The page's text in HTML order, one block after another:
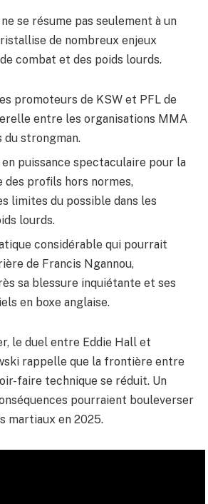
se résume pas seulement à un
de nombreux enjeux
combat et des poids lourds.
promoteurs de KSW et PFL de
entre les organisations MMA
du strongman.
en puissance spectaculaire pour la
des profils hors normes,
limites du possible dans les
lourds.
considérable qui pourrait
de Francis Ngannou,
sa blessure inquiétante et ses
en boxe anglaise.
le duel entre Eddie Hall et
rappelle que la frontière entre
faire technique se réduit. Un
pourraient bouleverser
martiaux en 2025.